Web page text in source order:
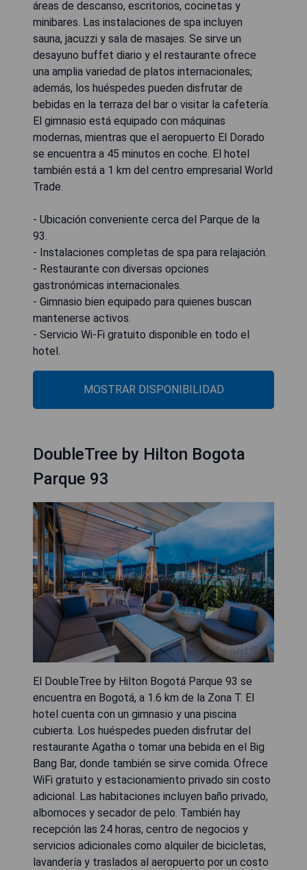
áreas de descanso, escritorios, cocinetas y
minibares. Las instalaciones de spa incluyen
sauna, jacuzzi y sala de masajes. Se sirve un
desayuno buffet diario y el restaurante ofrece
una amplia variedad de platos internacionales;
además, los huéspedes pueden disfrutar de
bebidas en la terraza del bar o visitar la cafetería.
El gimnasio está equipado con máquinas
modernas, mientras que el aeropuerto El Dorado
se encuentra a 45 minutos en coche. El hotel
también está a 1 km del centro empresarial World
Trade.
- Ubicación conveniente cerca del Parque de la
93.
- Instalaciones completas de spa para relajación.
- Restaurante con diversas opciones
gastronómicas internacionales.
- Gimnasio bien equipado para quienes buscan
mantenerse activos.
- Servicio Wi-Fi gratuito disponible en todo el
hotel.
MOSTRAR DISPONIBILIDAD
DoubleTree by Hilton Bogota
Parque 93
El DoubleTree by Hilton Bogotá Parque 93 se
encuentra en Bogotá, a 1.6 km de la Zona T. El
hotel cuenta con un gimnasio y una piscina
cubierta. Los huéspedes pueden disfrutar del
restaurante Agatha o tomar una bebida en el Big
Bang Bar, donde también se sirve comida. Ofrece
WiFi gratuito y estacionamiento privado sin costo
adicional. Las habitaciones incluyen baño privado,
albornoces y secador de pelo. También hay
recepción las 24 horas, centro de negocios y
servicios adicionales como alquiler de bicicletas,
lavandería y traslados al aeropuerto por un costo